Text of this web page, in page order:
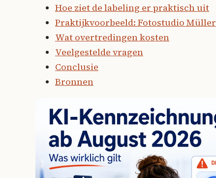
Hoe ziet de labeling er praktisch uit
Praktijkvoorbeeld: Fotostudio Müller
Wat overtredingen kosten
Veelgestelde vragen
Conclusie
Bronnen